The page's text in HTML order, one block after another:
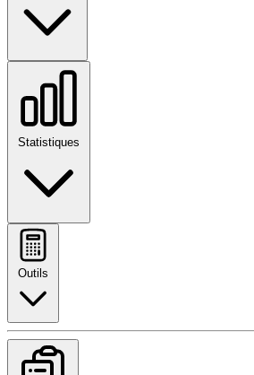
Statistiques
Outils